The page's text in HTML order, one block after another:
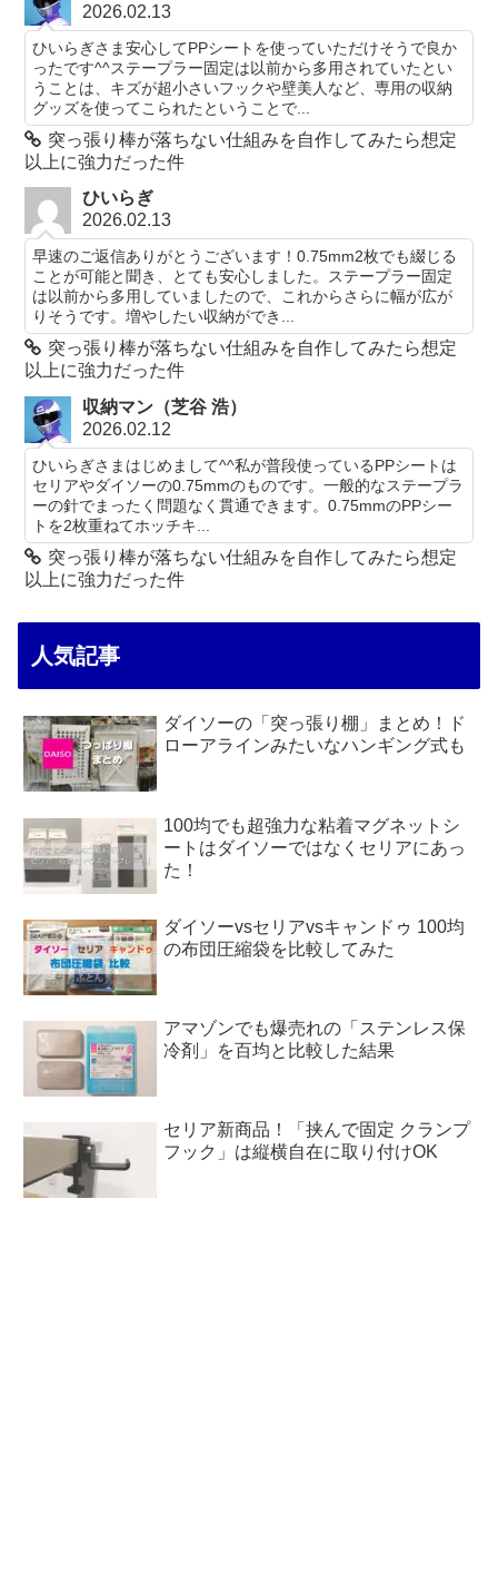
2026.02.13
ひいらぎさま安心してPPシートを使っていただけそうで良か
ったです^^ステープラー固定は以前から多用されていたとい
うことは、キズが超小さいフックや壁美人など、専用の収納
グッズを使ってこられたということで...
突っ張り棒が落ちない仕組みを自作してみたら想定
以上に強力だった件
ひいらぎ
2026.02.13
早速のご返信ありがとうございます！0.75mm2枚でも綴じる
ことが可能と聞き、とても安心しました。ステープラー固定
は以前から多用していましたので、これからさらに幅が広が
りそうです。増やしたい収納ができ...
突っ張り棒が落ちない仕組みを自作してみたら想定
以上に強力だった件
収納マン（芝谷 浩）
2026.02.12
ひいらぎさまはじめまして^^私が普段使っているPPシートは
セリアやダイソーの0.75mmのものです。一般的なステープラ
ーの針でまったく問題なく貫通できます。0.75mmのPPシー
トを2枚重ねてホッチキ...
突っ張り棒が落ちない仕組みを自作してみたら想定
以上に強力だった件
人気記事
ダイソーの「突っ張り棚」まとめ！ド
ローアラインみたいなハンギング式も
100均でも超強力な粘着マグネットシ
ートはダイソーではなくセリアにあっ
た！
ダイソーvsセリアvsキャンドゥ 100均
の布団圧縮袋を比較してみた
アマゾンでも爆売れの「ステンレス保
冷剤」を百均と比較した結果
セリア新商品！「挟んで固定 クランプ
フック」は縦横自在に取り付けOK